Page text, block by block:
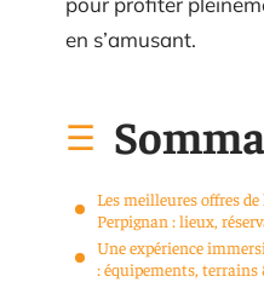
en s’amusant.
Les meilleures offres
Perpignan : lieux,
Une expérience
: équipements,